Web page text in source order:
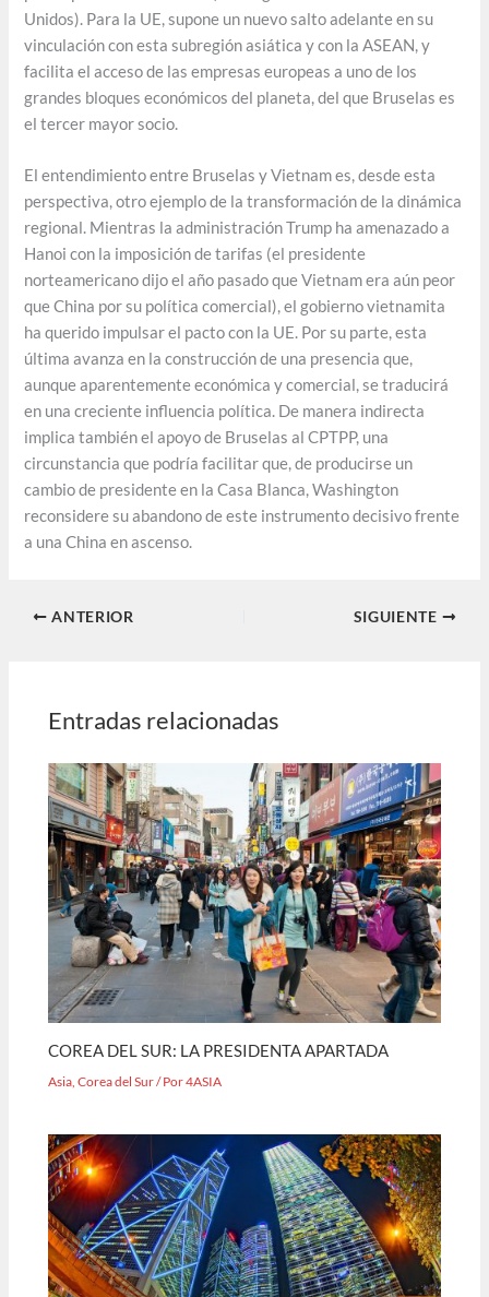
Unidos). Para la UE, supone un nuevo salto adelante en su
vinculación con esta subregión asiática y con la ASEAN, y
facilita el acceso de las empresas europeas a uno de los
grandes bloques económicos del planeta, del que Bruselas es
el tercer mayor socio.
El entendimiento entre Bruselas y Vietnam es, desde esta
perspectiva, otro ejemplo de la transformación de la dinámica
regional. Mientras la administración Trump ha amenazado a
Hanoi con la imposición de tarifas (el presidente
norteamericano dijo el año pasado que Vietnam era aún peor
que China por su política comercial), el gobierno vietnamita
ha querido impulsar el pacto con la UE. Por su parte, esta
última avanza en la construcción de una presencia que,
aunque aparentemente económica y comercial, se traducirá
en una creciente influencia política. De manera indirecta
implica también el apoyo de Bruselas al CPTPP, una
circunstancia que podría facilitar que, de producirse un
cambio de presidente en la Casa Blanca, Washington
reconsidere su abandono de este instrumento decisivo frente
a una China en ascenso.
ANTERIOR SIGUIENTE
Entradas relacionadas
COREA DEL SUR: LA PRESIDENTA APARTADA
Asia ,Corea del Sur/ Por4ASIA